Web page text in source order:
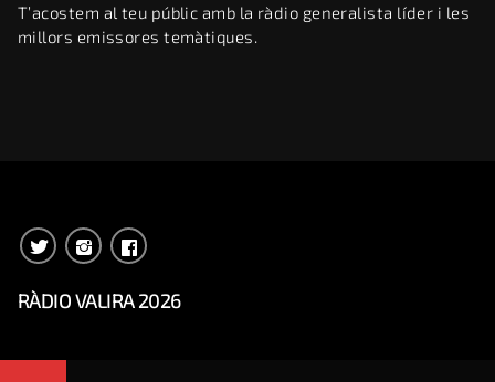
T’acostem al teu públic amb la ràdio generalista líder i les
millors emissores temàtiques.
RÀDIO VALIRA 2026